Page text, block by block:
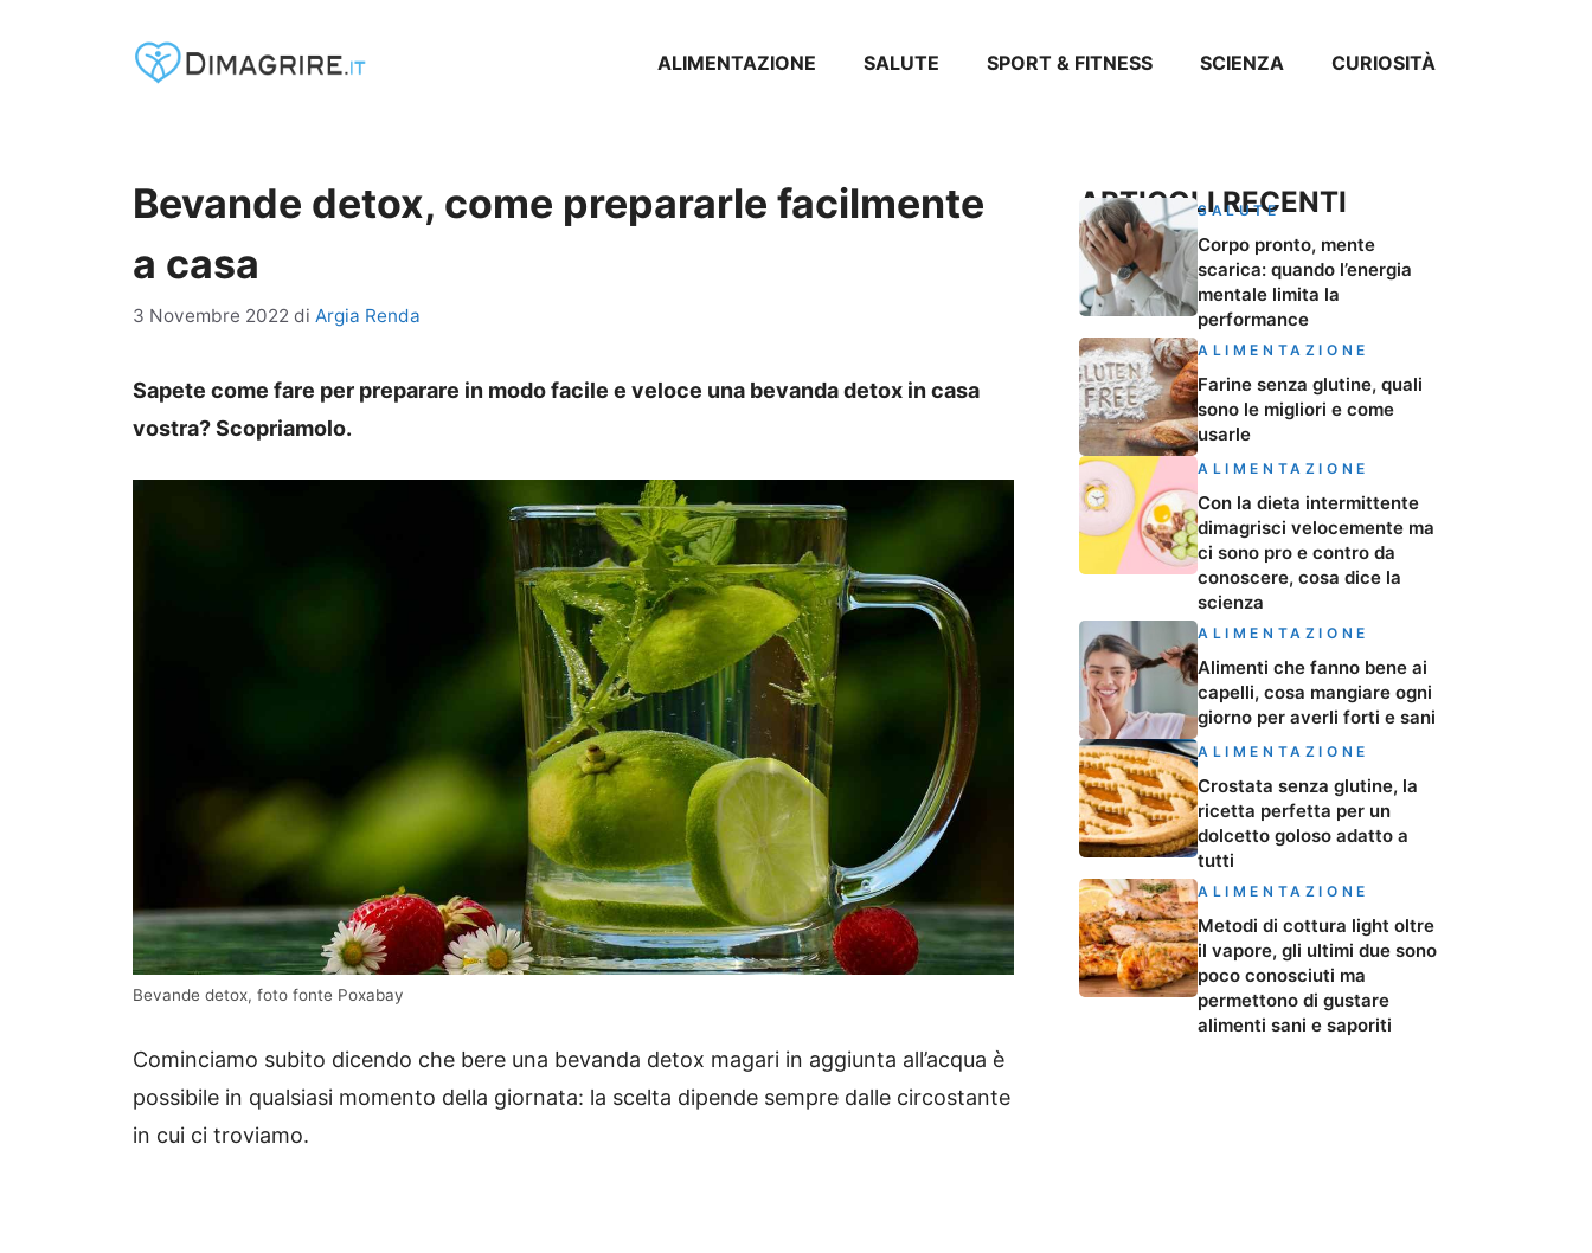
ALIMENTAZIONE SALUTE SPORT & FITNESS SCIENZA CURIOSITÀ
Bevande detox, come prepararle facilmente
a casa
3 Novembre 2022 di Argia Renda
Sapete come fare per preparare in modo facile e veloce una bevanda detox in casa
vostra? Scopriamolo.
Bevande detox, foto fonte Poxabay
Cominciamo subito dicendo che bere una bevanda detox magari in aggiunta all’acqua è
possibile in qualsiasi momento della giornata: la scelta dipende sempre dalle circostante
in cui ci troviamo.
ARTICOLI RECENTI
SALUTE
Corpo pronto, mente
scarica: quando l’energia
mentale limita la
performance
ALIMENTAZIONE
Farine senza glutine, quali
sono le migliori e come
usarle
ALIMENTAZIONE
Con la dieta intermittente
dimagrisci velocemente ma
ci sono pro e contro da
conoscere, cosa dice la
scienza
ALIMENTAZIONE
Alimenti che fanno bene ai
capelli, cosa mangiare ogni
giorno per averli forti e sani
ALIMENTAZIONE
Crostata senza glutine, la
ricetta perfetta per un
dolcetto goloso adatto a
tutti
ALIMENTAZIONE
Metodi di cottura light oltre
il vapore, gli ultimi due sono
poco conosciuti ma
permettono di gustare
alimenti sani e saporiti